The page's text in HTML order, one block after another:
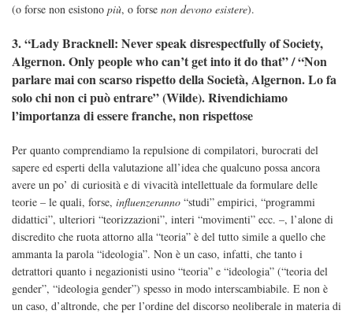
(o forse non esistono più, o forse non devono esistere).
3. “Lady Bracknell: Never speak disrespectfully of Society,
Algernon. Only people who can’t get into it do that” / “Non
parlare mai con scarso rispetto della Società, Algernon. Lo fa
solo chi non ci può entrare” (Wilde). Rivendichiamo
l’importanza di essere franche, non rispettose
Per quanto comprendiamo la repulsione di compilatori, burocrati del
sapere ed esperti della valutazione all’idea che qualcuno possa ancora
avere un po’ di curiosità e di vivacità intellettuale da formulare delle
teorie – le quali, forse, influenzeranno “studi” empirici, “programmi
didattici”, ulteriori “teorizzazioni”, interi “movimenti” ecc. –, l’alone di
discredito che ruota attorno alla “teoria” è del tutto simile a quello che
ammanta la parola “ideologia”. Non è un caso, infatti, che tanto i
detrattori quanto i negazionisti usino “teoria” e “ideologia” (“teoria del
gender”, “ideologia gender”) spesso in modo interscambiabile. E non è
un caso, d’altronde, che per l’ordine del discorso neoliberale in materia di